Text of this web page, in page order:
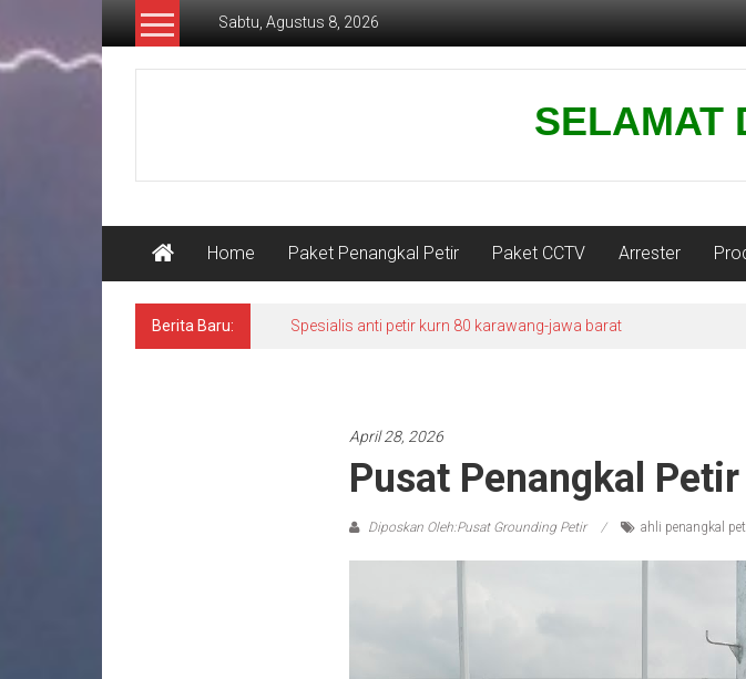
Lompat
konten
Sabtu, Agustus 8, 2026
Petir
SELAMAT
Home Paket Penangkal Petir Paket CCTV Arrester
Berita Baru: Spesialis anti petir kurn 80 karawang-jawa barat
April 28, 2026
Pusat Penangkal
Diposkan Oleh:Pusat Grounding Petir ahli penangkal